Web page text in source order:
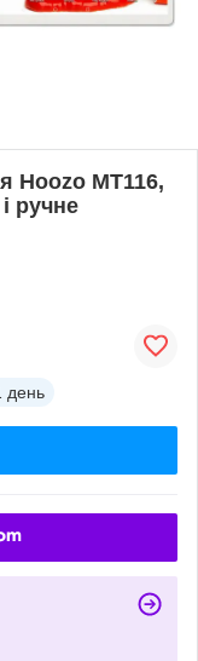
Hoozo MT116,
ручне
день